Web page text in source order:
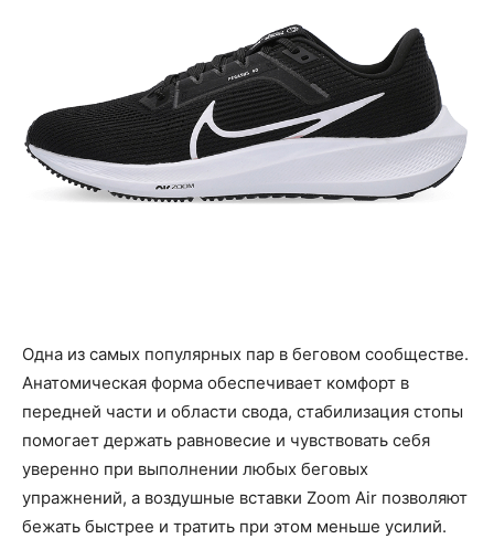
Одна из самых популярных пар в беговом сообществе.
Анатомическая форма обеспечивает комфорт в
передней части и области свода, стабилизация стопы
помогает держать равновесие и чувствовать себя
уверенно при выполнении любых беговых
упражнений, а воздушные вставки Zoom Air позволяют
бежать быстрее и тратить при этом меньше усилий.